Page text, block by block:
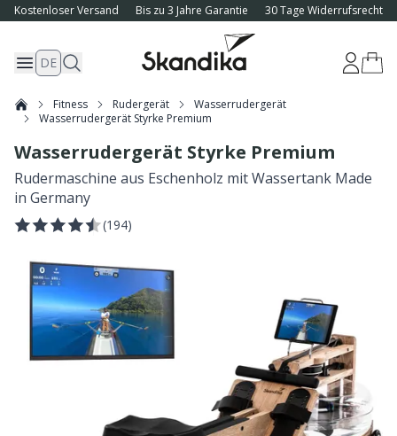
Kostenloser Versand Bis zu 3 Jahre Garantie 30 Tage Widerrufsrecht
DE
Fitness Rudergerät
Wasserrudergerät
Wasserrudergerät Styrke Premium
Wasserrudergerät Styrke Premium
Rudermaschine aus Eschenholz mit Wassertank Made
in Germany
(194)